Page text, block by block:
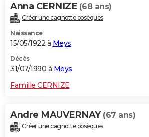
Anna CERNIZE (68 ans)
Créer une cagnotte obsèques
Naissance
15/05/1922 à Meys
Décès
31/07/1990 à Meys
Famille CERNIZE
Andre MAUVERNAY (67 ans)
Créer une cagnotte obsèques